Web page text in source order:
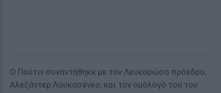
Ο Πούτιν συναντήθηκε με τον Λευκορώσο πρόεδρο,
Αλεξάντερ Λουκασένκο, και τον ομόλογό του του